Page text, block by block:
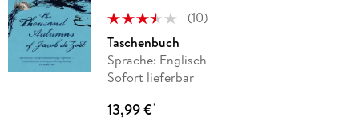
(10)
Taschenbuch
Sprache: Englisch
Sofort lieferbar
13,99 €*